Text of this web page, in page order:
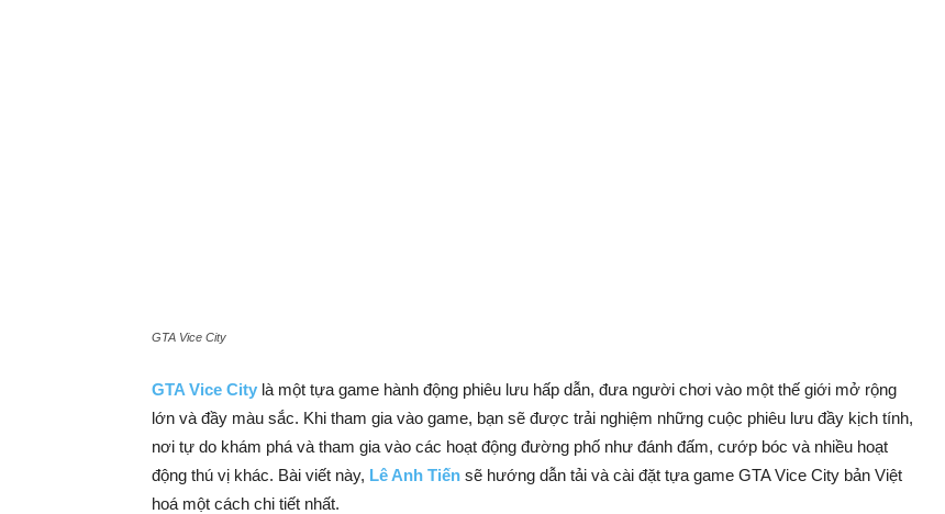
GTA Vice City
GTA Vice City là một tựa game hành động phiêu lưu hấp dẫn, đưa người chơi vào một thế giới mở rộng
lớn và đầy màu sắc. Khi tham gia vào game, bạn sẽ được trải nghiệm những cuộc phiêu lưu đầy kịch tính,
nơi tự do khám phá và tham gia vào các hoạt động đường phố như đánh đấm, cướp bóc và nhiều hoạt
động thú vị khác. Bài viết này, Lê Anh Tiến sẽ hướng dẫn tải và cài đặt tựa game GTA Vice City bản Việt
hoá một cách chi tiết nhất.